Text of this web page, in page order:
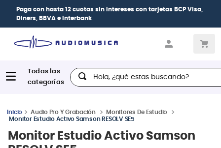
Paga con hasta 12 cuotas sin intereses con tarjetas BCP Visa,
Diners, BBVA e Interbank
Hola, ¿qué estas buscando?
Audio Pro Y Grabación
Monitores De Estudio
Monitor Estudio Activo Samson RESOLV SE5
Monitor Estudio Activo Samson